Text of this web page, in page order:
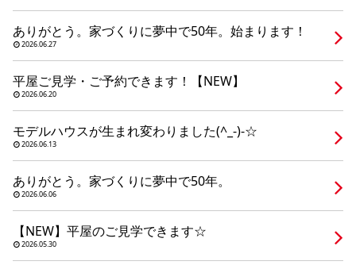
キャンペーン・コラボ情報
家づくりの知識
ありがとう。家づくりに夢中で50年。始まります！
2026.06.27
平屋ご見学・ご予約できます！【NEW】
2026.06.20
モデルハウスが生まれ変わりました(^_-)-☆
2026.06.13
ありがとう。家づくりに夢中で50年。
2026.06.06
【NEW】平屋のご見学できます☆
2026.05.30